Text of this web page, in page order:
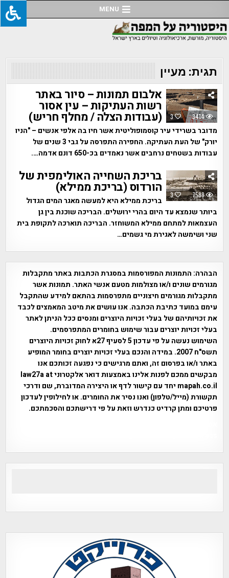
to
content
MENU
תגית: מעיין
3 3414
אלבום תמונות – סיור באתר
רשות העתיקות – עין אסור
(עבודות הצלה / מחלף חריש)
מדובר בשרידי עיר קוסמופוליטית אשר חיו בה אלפי אנשים – "הניו
יורק" של העת העתיקה. החפירה התפרסה על גבי 3 שנים של
עבודות בשטחים נרחבים אשר נאמדים בכ-650 דונם אדמה….
3 7588
בריכת השחייה האולימפית של
הורדוס (בריכת ממילא)
בריכת ממילא היא למעשה מאגר המים הגדול
ביותר שנמצא עד היום בהרי ירושלים. הבריכה שוכנת בין גן
העצמאות למתחם ממילא המשוחזר. הבריכה תוארכה לתקופת בית
שני ושימשה לאגירת מי גשמים…
הבהרה: התמונות המפורסמות במסגרת הכתבות באתר מתקבלות
מגורמים שונים ו/או מצולמות מטעם אנשי האתר. תמונות אשר
מתקבלות מגורמים חיצוניים מתפרסמות בהתאם למידע שהתקבל
עימם במועד כתיבת הכתבה. אנו עושים את מיטב המאמצים לכבד
את זכויותיהם של בעלי זכויות היוצרים ומנסים ככל הניתן לאתר
בעלי זכויות יוצרים עבור שימוש בחומרים המתפרסמים.
השימוש נעשה על פי עדכון 5 לסעיף 27א לחוק זכויות היוצרים
תשס"ח 2007. במידה והנכם בעלי זכויות יוצרים בחומר המופיע
באתר ו/או בפרסום זה, ואתם מרגישים כי נפגעה זכותכם אנו
מבקשים ממכם לפנות אלינו באמצעות דואר אלקטרוני law27a at
mapah.co.il יחד עם קישור לדף או היצירה המדוברת, שם ודרכי
תקשורת (מייל/טלפון) ואנו נסיר את החומרים. או לחילופין לעדכון
פרטיכם ומתן קרדיט כנדרש וזאת על פי דרישתכם והסכמתכם.